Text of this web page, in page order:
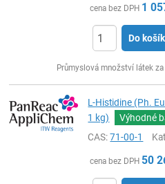
cena bez DPH 1
Do
Průmyslová množství látek
L-Histidine (Ph.
1 kg)
Výhodné
CAS:71-00-1
cena bez DPH 50